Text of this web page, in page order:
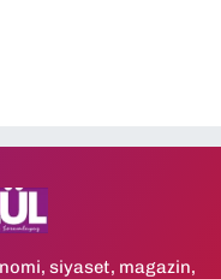
siyaset, magazin,